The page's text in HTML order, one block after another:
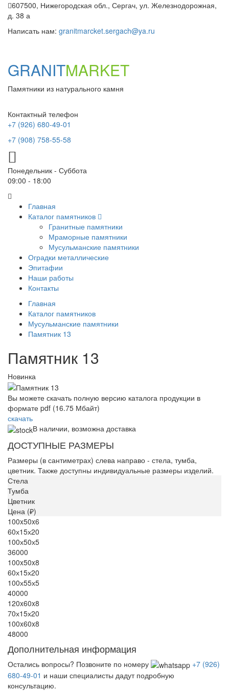
607500, Нижегородская обл., Сергач, ул. Железнодорожная,
д. 38 а
Написать нам: granitmarcket.sergach@ya.ru
GRANITMARKET
Памятники из натурального камня
Контактный телефон
+7 (926) 680-49-01
+7 (908) 758-55-58
Понедельник - Суббота
09:00 - 18:00
Главная
Каталог памятников
Гранитные памятники
Мраморные памятники
Мусульманские памятники
Оградки металлические
Эпитафии
Наши работы
Контакты
Главная
Каталог памятников
Мусульманские памятники
Памятник 13
Памятник 13
Новинка
Вы можете скачать полную версию каталога продукции в
формате pdf (16.75 Мбайт)
скачать
В наличии, возможна доставка
ДОСТУПНЫЕ РАЗМЕРЫ
Размеры (в сантиметрах) слева направо - стела, тумба,
цветник. Также доступны индивидуальные размеры изделий.
Стела
Тумба
Цветник
Цена (₽)
100x50x6
60х15х20
100х50х5
36000
100x50x8
60х15х20
100х55х5
40000
120x60x8
70х15х20
100x60x8
48000
Дополнительная информация
Остались вопросы? Позвоните по номеру
+7 (926)
680-49-01 и наши специалисты дадут подробную
консультацию.